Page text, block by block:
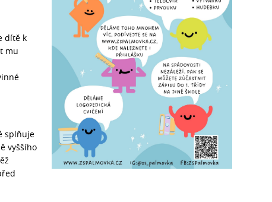
dítě k
mu
splňuje
vyššího